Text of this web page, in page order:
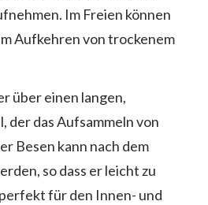
Im Freien können
Aufkehren von trockenem
über einen langen,
der das Aufsammeln von
Besen kann nach dem
so dass er leicht zu
für den Innen- und